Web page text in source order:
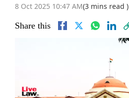
8 Oct 2025 10:47 AM(3 mins read )
Share this